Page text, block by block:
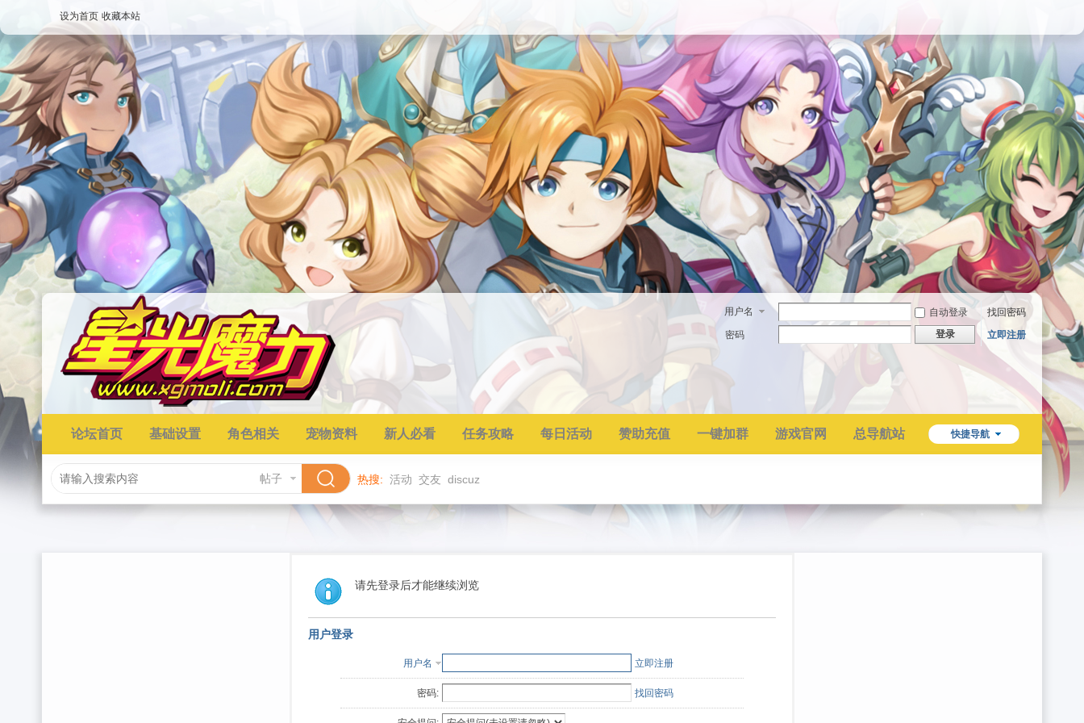
设为首页 收藏本站
用户名 自动登录
找回密码
密码
登录 立即注册
快捷导航
论坛首页 基础设置 角色相关 宠物资料 新人必看 任务攻略 每日活动 赞助充值 一键加群 游戏官网 总导航站
帖子 热搜: 活动 交友 discuz
请先登录后才能继续浏览
用户登录
用户名 立即注册
密码: 找回密码